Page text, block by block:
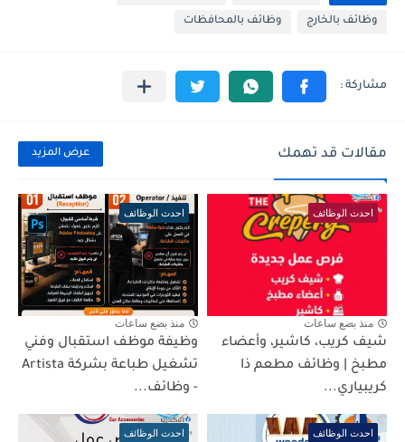
وظائف بالخارج وظائف بالمحافظات
مقالات قد تهمك عرض المزيد
احدث الوظائف
منذ بضع ساعات
شيف كريب، كاشير، وأعضاء
مطبخ | وظائف مطعم ذا
كريبياري...
احدث الوظائف
منذ بضع ساعات
وظيفة موظف استقبال وفني
تشغيل طباعة بشركة Artista
- وظائف...
احدث الوظائف احدث الوظائف